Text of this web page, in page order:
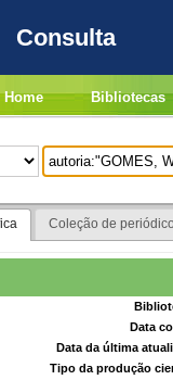
Consulta
Home Bibliotecas
Coleção de
Data
Data da última
Tipo da produção